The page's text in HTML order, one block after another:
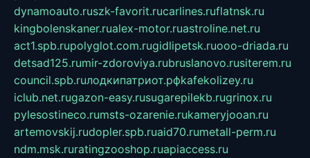
dynamoauto.ruszk-favorit.rucarlines.ruflatnsk.ru
kingbolenskaner.rualex-motor.ruastroline.net.ru
act1.spb.rupolyglot.com.rugidlipetsk.ruooo-driada.ru
detsad125.rumir-zdoroviya.rubruslanovo.rusiterem.ru
council.spb.ruлодкипатриот.рфkafekolizey.ru
iclub.net.rugazon-easy.rusugarepilekb.rugrinox.ru
pylesostineco.rumsts-ozarenie.rukameryjooan.ru
artemovskij.rudopler.spb.ruaid70.rumetall-perm.ru
ndm.msk.ruratingzooshop.ruapiaccess.ru